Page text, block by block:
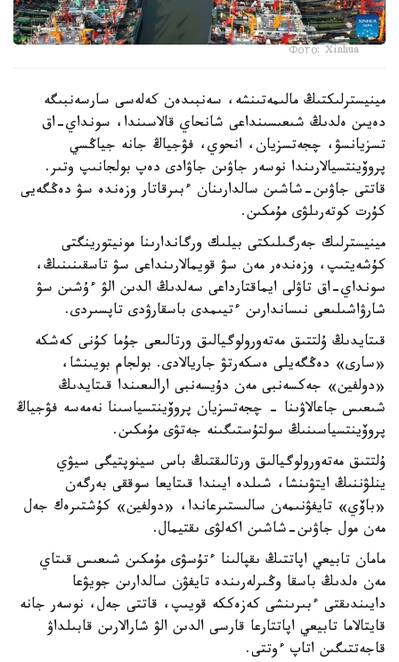
Фото: Xinhua
مينيسترلىكتىڭ مالىمەتىنشە، سەنبىدەن كەلەسى سارسەنبىگە
دەيىن ەلدىڭ شىعىسىنداعى شانحاي قالاسىندا، سونداي-اق
تسزيانسۋ، چجەتسزيان، انحوي، فۋجياڭ جانە جياڭسي
پروۆينتسيالارىندا نوسەر جاۋىن جاۋادى دەپ بولجانىپ وتىر.
قاتتى جاۋىن-شاشىن سالدارىنان ءبىرقاتار وزەندە سۋ دەڭگەيى
كۇرت كوتەرىلۋى مۇمكىن.
مينيسترلىك جەرگىلىكتى بيلىك ورگاندارىنا مونيتورينگتى
كۇشەيتىپ، وزەندەر مەن سۋ قويمالارىنداعى سۋ تاسقىنىنىڭ،
سونداي-اق تاۋلى ايماقتارداعى سەلدىڭ الدىن الۋ ءۇشىن سۋ
شارۋاشىلىعى نىساندارىن ءتيىمدى باسقارۋدى تاپسىردى.
قىتايدىڭ ۇلتتىق مەتەورولوگيالىق ورتالىعى جۇما كۇنى كەشكە
«سارى» دەڭگەيلى ەسكەرتۋ جاريالادى. بولجام بويىنشا،
«دولفين» جەكسەنبى مەن دۇيسەنبى ارالىعىندا قىتايدىڭ
شىعىس جاعالاۋىنا - چجەتسزيان پروۆينتسياسىنا نەمەسە فۋجياڭ
پروۆينتسياسىنىڭ سولتۇستىگىنە جەتۋى مۇمكىن.
ۇلتتىق مەتەورولوگيالىق ورتالىقتىڭ باس سينوپتيگى سيۋي
ينلۋننىڭ ايتۋىنشا، شىلدە ايىندا قىتايعا سوققى بەرگەن
«باۆي» تايفۋنىمەن سالىستىرعاندا، «دولفين» كۇشتىرەك جەل
مەن مول جاۋىن-شاشىن اكەلۋى ىقتيمال.
مامان تابيعي اپاتتىڭ ىقپالىنا ءتۇسۋى مۇمكىن شىعىس قىتاي
مەن ەلدىڭ باسقا وڭىرلەرىندە تايفۋن سالدارىن جويۋعا
دايىندىقتى ءبىرىنشى كەزەككە قويىپ، قاتتى جەل، نوسەر جانە
قايتالاما تابيعي اپاتتارعا قارسى الدىن الۋ شارالارىن قابىلداۋ
قاجەتتىگىن اتاپ ءوتتى.